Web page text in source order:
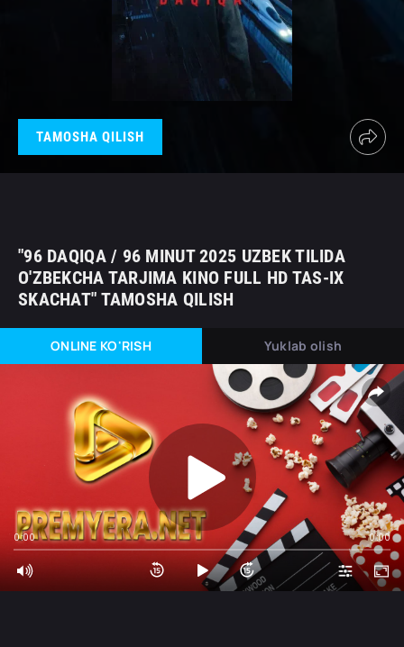
TAMOSHA QILISH
"96 DAQIQA / 96 MINUT 2025 UZBEK TILIDA
O'ZBEKCHA TARJIMA KINO FULL HD TAS-IX
SKACHAT" TAMOSHA QILISH
ONLINE KO'RISH Yuklab olish
0:00 0:00